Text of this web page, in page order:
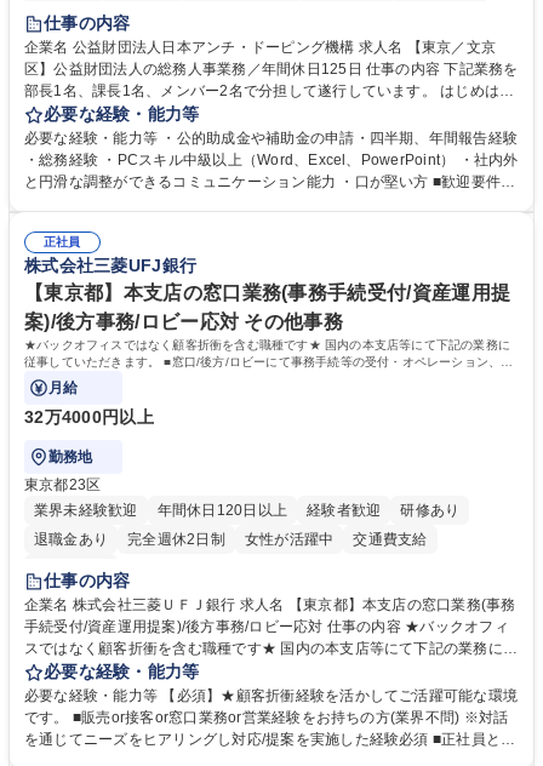
賞与あり
育休あり
食事補助あり
仕事の内容
企業名 公益財団法人日本アンチ・ドーピング機構 求人名 【東京／文京
区】公益財団法人の総務人事業務／年間休日125日 仕事の内容 下記業務を
部長1名、課長1名、メンバー2名で分担して遂行しています。 はじめは担
当者として業務を覚えていただき、ゆくゆくはリーダーやマネージャーポ
ジションとして活躍いただくことを期待しています。 【総務・人事グルー
プの業務内容】 ・人事制度関連 ・採用活動 ・教育研修の企画、実行 ・勤
怠管理 ・官公庁への各種提出 ・法定の会議運営（評議員会、理事会） ・
管理 ・福利厚生関連 ・職員からの問合せ、相談対応 ・その他日常の総務
業務全般 募集職種 【東京／文京区】公益財団法人の総務人事業務／年間
休日125日
必要な経験・能力等
必要な経験・能力等 ・公的助成金や補助金の申請・四半期、年間報告経験
・総務経験 ・PCスキル中級以上（Word、Excel、PowerPoint） ・社内外
と円滑な調整ができるコミュニケーション能力 ・口が堅い方 ■歓迎要件
正社員
株式会社三菱UFJ銀行
【東京都】本支店の窓口業務(事務手続受付/資産運用提
案)/後方事務/ロビー応対 その他事務
★バックオフィスではなく顧客折衝を含む職種です★ 国内の本支店等にて下記の業務に
従事していただきます。 ■窓口/後方/ロビーにて事務手続等の受付・オペレーション、お
客様対応
月給
32万4000円以上
勤務地
東京都23区
業界未経験歓迎
年間休日120日以上 経験者歓迎
研修あり
退職金あり
完全週休2日制 女性が活躍中
交通費支給
土日祝休み
仕事の内容
企業名 株式会社三菱ＵＦＪ銀行 求人名 【東京都】本支店の窓口業務(事務
手続受付/資産運用提案)/後方事務/ロビー応対 仕事の内容 ★バックオフィ
スではなく顧客折衝を含む職種です★ 国内の本支店等にて下記の業務に従
事していただきます。 ■窓口/後方/ロビーにて事務手続等の受付・オペレ
ーション、お客様対応 ■窓口にて、ご来店された個人のお客様に対して金
融商品のご提案 ■効率的な事務運用の検討・構築等 ≪業務紹介：ご応募前
に必ずご覧ください≫ ※記事 https://www.mysite.bk.mufg.jp/career/circle/
必要な経験・能力等
必要な経験・能力等 【必須】★顧客折衝経験を活かしてご活躍可能な環境
です。 ■販売or接客or窓口業務or営業経験をお持ちの方(業界不問) ※対話
を通じてニーズをヒアリングし対応/提案を実施した経験必須 ■正社員とし